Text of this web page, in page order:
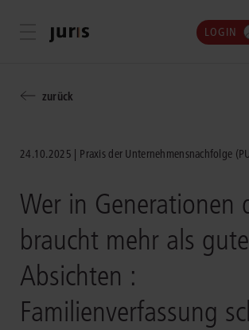
Menü öffnen LOGIN
zurück
24.10.2025 Praxis der Unternehmensnachfolge
Wer in Generationen
braucht mehr als gute
Absichten :
Familienverfassung